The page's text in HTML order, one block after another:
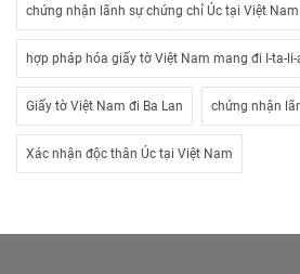
chứng nhận lãnh sự chứng chỉ Úc tại Việt Nam
hợp pháp hóa giấy tờ Việt Nam mang đi I-ta-li-
Giấy tờ Việt Nam đi Ba Lan chứng nhận
Xác nhận độc thân Úc tại Việt Nam